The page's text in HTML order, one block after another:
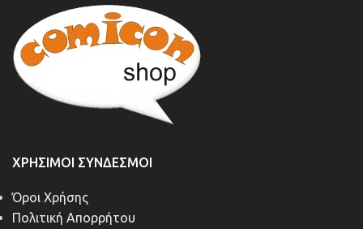
ΧΡΉΣΙΜΟΙ ΣΎΝΔΕΣΜΟΙ
Όροι Χρήσης
Πολιτική Απορρήτου